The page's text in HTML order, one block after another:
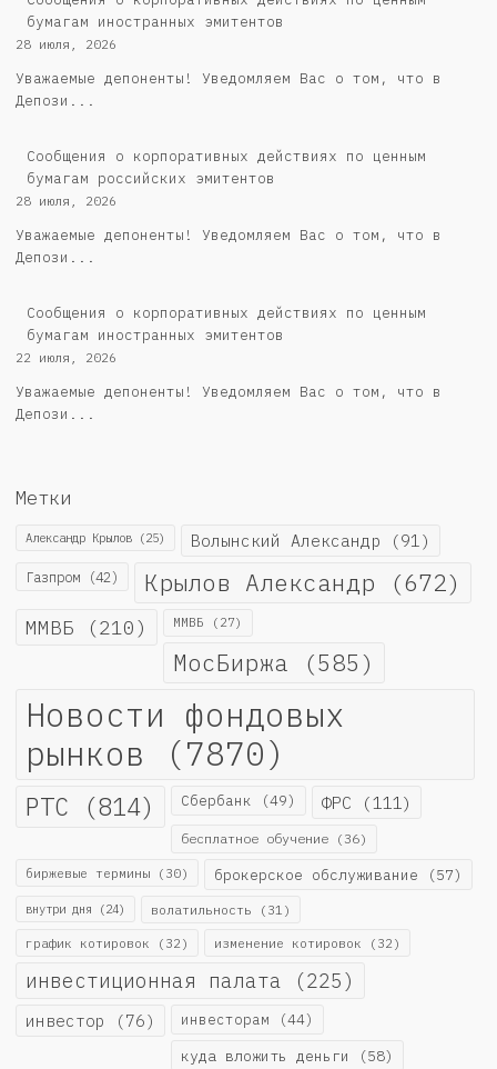
бумагам иностранных эмитентов
28 июля, 2026
Уважаемые депоненты! Уведомляем Вас о том, что в
Депози...
Cообщения о корпоративных действиях по ценным
бумагам российских эмитентов
28 июля, 2026
Уважаемые депоненты! Уведомляем Вас о том, что в
Депози...
Сообщения о корпоративных действиях по ценным
бумагам иностранных эмитентов
22 июля, 2026
Уважаемые депоненты! Уведомляем Вас о том, что в
Депози...
Метки
Александр Крылов (25) Волынский Александр (91)
Газпром (42) Крылов Александр (672)
ММВБ (210) ММВБ (27)
МосБиржа (585)
Новости фондовых
рынков (7870)
РТС (814) Сбербанк (49) ФРС (111)
бесплатное обучение (36)
биржевые термины (30) брокерское обслуживание (57)
внутри дня (24) волатильность (31)
график котировок (32) изменение котировок (32)
инвестиционная палата (225)
инвестор (76) инвесторам (44)
куда вложить деньги (58)